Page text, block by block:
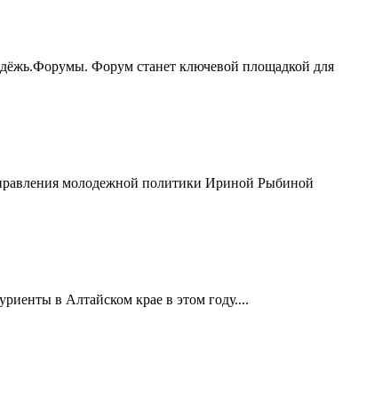
Форум станет ключевой площадкой для
молодежной политики Ириной Рыбиной
в Алтайском крае в этом году....